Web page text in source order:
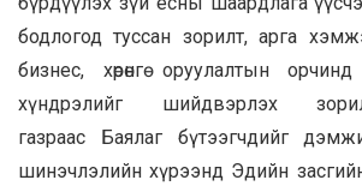
бодлогод туссан зорилт, арга
бизнес, хөрөнгө оруулалтын
хүндрэлийг шийдвэрлэх
газраас Баялаг бүтээгчдийг
шинэчлэлийн хүрээнд Эдийн засгийн